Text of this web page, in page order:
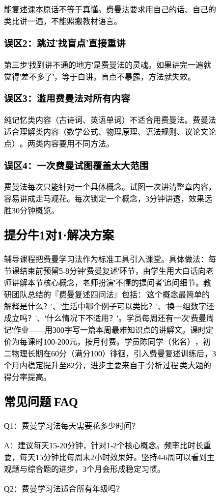
能复述课本原话不等于真懂。费曼法要求用自己的话、自己的
类比讲一遍，不能照搬教材语言。
误区2：跳过'找盲点'直接重讲
第三步'找到讲不通的地方'是费曼法的灵魂。如果讲完一遍就
觉得'差不多了'，等于白讲。盲点不暴露，方法就失效。
误区3：滥用费曼法对所有内容
纯记忆类内容（古诗词、英语单词）不适合用费曼法。费曼法
适合理解类内容（数学公式、物理原理、语法规则、议论文论
点）。两类内容要用不同方法。
误区4：一次费曼试图覆盖太大范围
费曼法每次只能针对一个具体概念。试图一次讲清整章内容，
容易讲成走马观花。每次锁定一个概念，3分钟讲透，效果远
胜30分钟概览。
提分牛1对1·解决方案
辅导课程把费曼学习法作为标准工具引入课堂。具体做法：每
节课结束前预留5-8分钟'费曼复述'环节，由学生用大白话向老
师讲解本节核心概念，老师扮演'不懂的提问者'追问细节。教
研团队总结的『费曼复述四问法』包括：'这个概念最简单的
解释是什么？'、'生活中哪个例子可以类比？'、'换一组数字还
成立吗？'、'什么情况下不适用？'。学员每周还有一次'费曼周
记'作业——用300字写一篇本周最难知识点的讲解文。课时定
价为每课时100-200元，按月付费。学员陈同学（化名），初
二物理长期在60分（满分100）徘徊，引入费曼复述训练后，3
个月内稳定提升至82分，进步主要来自于'分析过程'类大题的
得分率提高。
常见问题 FAQ
Q1：费曼学习法每天需要花多少时间？
A：建议每天15-20分钟，针对1-2个核心概念。频率比时长重
要，每天15分钟比每周末2小时效果好。坚持4-6周可以看到主
观题与综合题的进步，3个月会形成稳定习惯。
Q2：费曼学习法适合所有年级吗？